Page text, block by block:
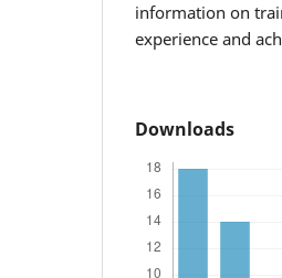
information on
experience and
Downloads